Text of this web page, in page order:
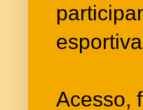
Acesso,